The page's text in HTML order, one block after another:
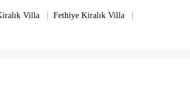
Villa | Fethiye Kiralık Villa |